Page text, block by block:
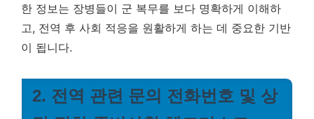
한 정보는 장병들이 군 복무를 보다 명확하게 이해하
고, 전역 후 사회 적응을 원활하게 하는 데 중요한 기반
이 됩니다.
2. 전역 관련 문의 전화번호 및 상